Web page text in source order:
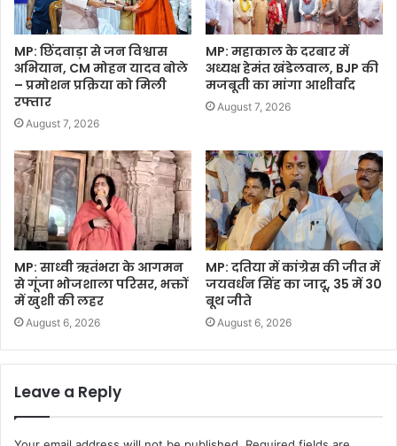
MP: छिंदवाड़ा से जन विश्वास
अभियान, CM मोहन यादव बोले
– प्रमोशन प्रक्रिया को मिली
रफ्तार
August 7, 2026
MP: महाकाल के दरबार में
अध्यक्ष हेमंत खंडेलवाल, BJP की
मजबूती का मांगा आशीर्वाद
August 7, 2026
MP: साध्वी ऋतंभरा के आगमन
से गूंजा भोजशाला परिसर, भक्तों
में खुशी की लहर
August 6, 2026
MP: दतिया में कांग्रेस की जीत में
जयवर्धन सिंह का जादू, 35 में 30
बूथ जीते
August 6, 2026
Leave a Reply